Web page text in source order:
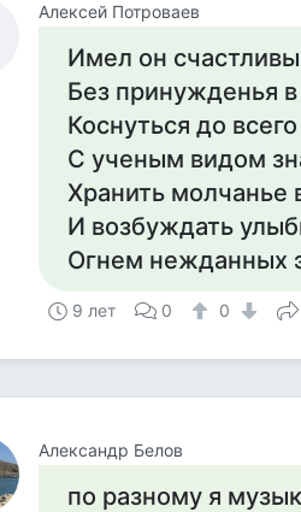
Алексей Потроваев
Имел он
Без принужденья в
Коснуться до
С ученым видом
Хранить молчанье
И возбуждать
Огнем нежданных
9 лет 0 0
Александр Белов
по разному я